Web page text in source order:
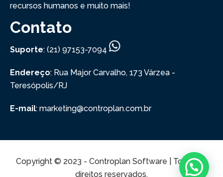
recursos humanos e muito mais!
Contato
Suporte: (21) 97153-7094
Endereço: Rua Major Carvalho, 173 Várzea -
Teresópolis/RJ
E-mail: marketing@controplan.com.br
Copyright © 2023 - Controplan Software | Todos os
direitos reservados.